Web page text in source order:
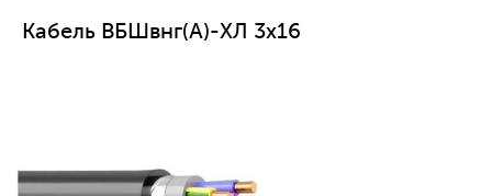
Кабель ВБШвнг(А)-ХЛ 3х16